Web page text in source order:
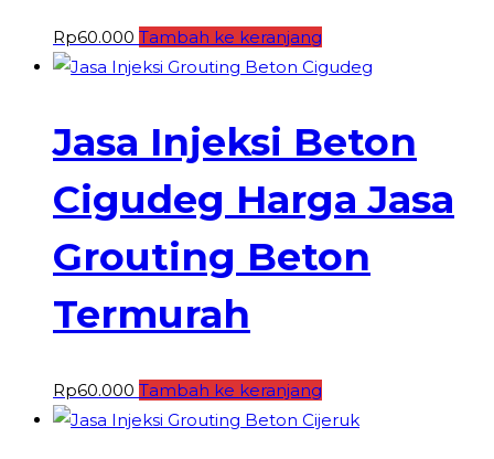
Rp60.000 Tambah ke keranjang
Jasa Injeksi Beton
Cigudeg Harga Jasa
Grouting Beton
Termurah
Rp60.000 Tambah ke keranjang